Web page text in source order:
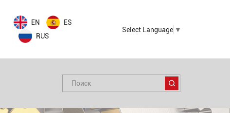
EN
ES
RUS
Select Language ▼